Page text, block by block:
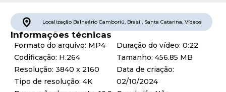
Localização Balneário Camboriú, Brasil, Santa Catarina, Vídeos
Informações técnicas
Formato do arquivo: MP4
Codificação: H.264
Resolução: 3840 x 2160
Tipo de resolução: 4K
Duração do vídeo: 0:22
Tamanho: 456.85 MB
Data de criação:
02/10/2024